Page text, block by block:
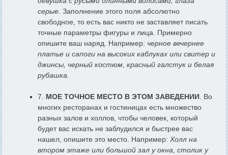
серые. Заполнение этого поля абсолютно
свободное, то есть вас никто не заставляет писать
точные параметры фигуры и лица. Примерно
опишите ваш наряд. Например: черное вечернее
платье и сапоги на высоких каблуках или свитер и
джинсы, черный костюм, красный галстук и белая
рубашка.
7. МОЕ ТОЧНОЕ МЕСТО В ЭТОМ ЗАВЕДЕНИИ. Во
многих ресторанах и гостиницах есть множество
разных залов и холлов, чтобы человек, который
будет вас искать не заблудился и быстрее вас
нашел, опишите это место. Например: Холл на
втором этаже или большой зал у окна, столик у